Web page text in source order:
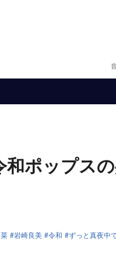
ポップス
岩崎良美 令和
ずっと真夜中